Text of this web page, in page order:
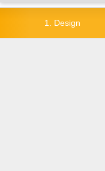
1. Design